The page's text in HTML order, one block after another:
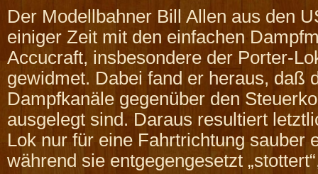
Der Modellbahner Bill Allen aus den
einiger Zeit mit den einfachen
Accucraft, insbesondere der Porter-
gewidmet. Dabei fand er heraus, daß
Dampfkanäle gegenüber den
ausgelegt sind. Daraus resultiert
Lok nur für eine Fahrtrichtung sauber
während sie entgegengesetzt